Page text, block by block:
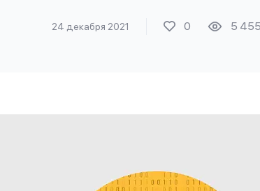
24 декабря 2021 0 5 455